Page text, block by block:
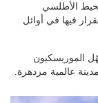
الأطلسي
فيها في أوائل
الموريسكيون
عالمية مزدهرة.